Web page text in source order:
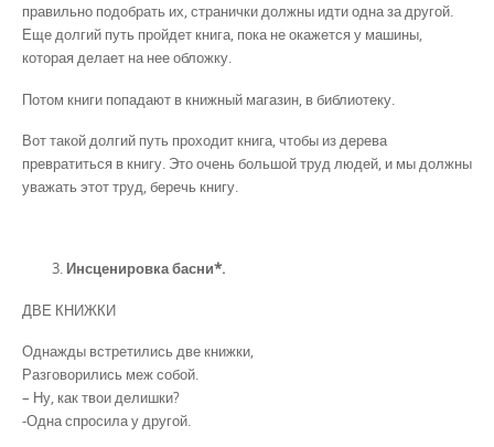
правильно подобрать их, странички должны идти одна за другой.
Еще долгий путь пройдет книга, пока не окажется у машины,
которая делает на нее обложку.
Потом книги попадают в книжный магазин, в библиотеку.
Вот такой долгий путь проходит книга, чтобы из дерева
превратиться в книгу. Это очень большой труд людей, и мы должны
уважать этот труд, беречь книгу.
Инсценировка басни*.
ДВЕ КНИЖКИ
Однажды встретились две книжки,
Разговорились меж собой.
– Ну, как твои делишки?
-Одна спросила у другой.